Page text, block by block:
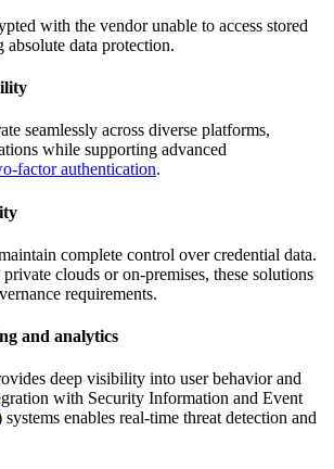
with the vendor unable to access stored
data protection.
seamlessly across diverse platforms,
while supporting advanced
factor authentication.
complete control over credential data.
clouds or on-premises, these solutions
requirements.
and analytics
deep visibility into user behavior and
with Security Information and Event
systems enables real-time threat detection and